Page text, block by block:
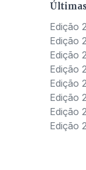
Edição
Edição
Edição
Edição
Edição
Edição
Edição
Edição